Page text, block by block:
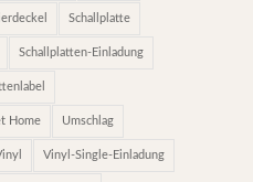
Schallplatte
Schallplatten-Einladung
Home Umschlag
Vinyl-Single-Einladung